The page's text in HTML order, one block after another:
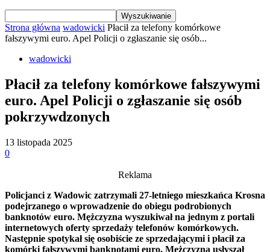
Strona główna wadowicki Płacił za telefony komórkowe
fałszywymi euro. Apel Policji o zgłaszanie się osób...
wadowicki
Płacił za telefony komórkowe fałszywymi
euro. Apel Policji o zgłaszanie się osób
pokrzywdzonych
13 listopada 2025
0
Reklama
Policjanci z Wadowic zatrzymali 27-letniego mieszkańca Krosna
podejrzanego o wprowadzenie do obiegu podrobionych
banknotów euro. Mężczyzna wyszukiwał na jednym z portali
internetowych oferty sprzedaży telefonów komórkowych.
Następnie spotykał się osobiście ze sprzedającymi i płacił za
komórki fałszywymi banknotami euro. Mężczyzna usłyszał